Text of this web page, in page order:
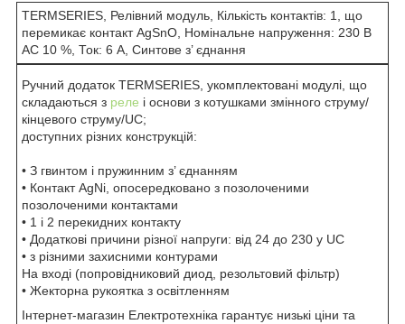
TERMSERIES, Релівний модуль, Кількість контактів: 1, що
перемикає контакт AgSnO, Номінальне напруження: 230 В
АC 10 %, Ток: 6 A, Синтове з’ єднання
Ручний додаток TERMSERIES, укомплектовані модулі, що
складаються з реле і основи з котушками змінного струму/
кінцевого струму/UC;
доступних різних конструкцій:
• З гвинтом і пружинним з’ єднанням
• Контакт AgNi, опосередковано з позолоченими
позолоченими контактами
• 1 і 2 перекидних контакту
• Додаткові причини різної напруги: від 24 до 230 у UC
• з різними захисними контурами
На вході (попровідниковий диод, резольтовий фільтр)
• Жекторна рукоятка з освітленням
Інтернет-магазин Електротехніка гарантує низькі ціни та